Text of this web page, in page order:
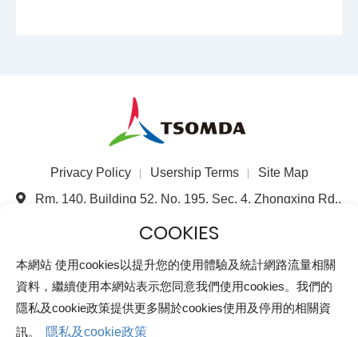
本網站 使用cookies以提升您的使用體驗及統計網路流量相關
資料，繼續使用本網站表示您同意我們使用cookies。我們的
隱私及cookie政策提供更多關於cookies使用及停用的相關資
訊。
隱私及cookie政策
Privacy Policy Usership Terms
Site Map
Rm. 140, Building 52, No. 195, Sec. 4, Zhongxing Rd.,
+886-3-5821699
+886-3-5821697
All rights reserved©Taiwan Semiconductor & Optronics
Materials Devices Association MOI No. 1000128112